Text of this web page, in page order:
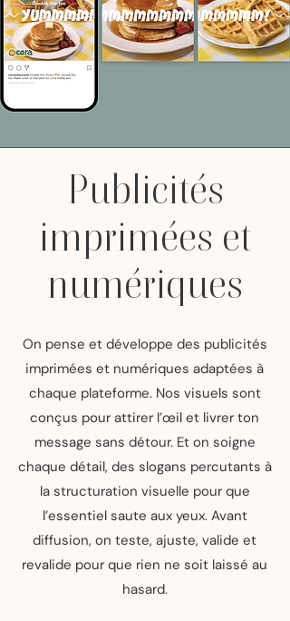
Publicités
imprimées et
numériques
On pense et développe des publicités
imprimées et numériques adaptées à
chaque plateforme. Nos visuels sont
conçus pour attirer l’œil et livrer ton
message sans détour. Et on soigne
chaque détail, des slogans percutants à
la structuration visuelle pour que
l’essentiel saute aux yeux. Avant
diffusion, on teste, ajuste, valide et
revalide pour que rien ne soit laissé au
hasard.